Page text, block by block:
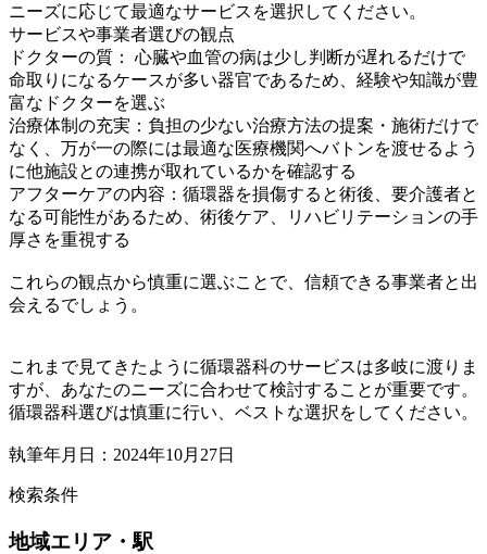
ニーズに応じて最適なサービスを選択してください。
サービスや事業者選びの観点
ドクターの質： 心臓や血管の病は少し判断が遅れるだけで
命取りになるケースが多い器官であるため、経験や知識が豊
富なドクターを選ぶ
治療体制の充実：負担の少ない治療方法の提案・施術だけで
なく、万が一の際には最適な医療機関へバトンを渡せるよう
に他施設との連携が取れているかを確認する
アフターケアの内容：循環器を損傷すると術後、要介護者と
なる可能性があるため、術後ケア、リハビリテーションの手
厚さを重視する
これらの観点から慎重に選ぶことで、信頼できる事業者と出
会えるでしょう。
これまで見てきたように循環器科のサービスは多岐に渡りま
すが、あなたのニーズに合わせて検討することが重要です。
循環器科選びは慎重に行い、ベストな選択をしてください。
執筆年月日：2024年10月27日
検索条件
地域エリア・駅